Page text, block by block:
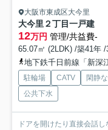
大阪市東成区大今里
大今里２丁目一戸建
12万円 管理/共益費-
65.07㎡ (2LDK) /築41年 /
地下鉄千日前線「新深
駐輪場 CATV 閑静
公共下水
ドアを開けたり直接会話